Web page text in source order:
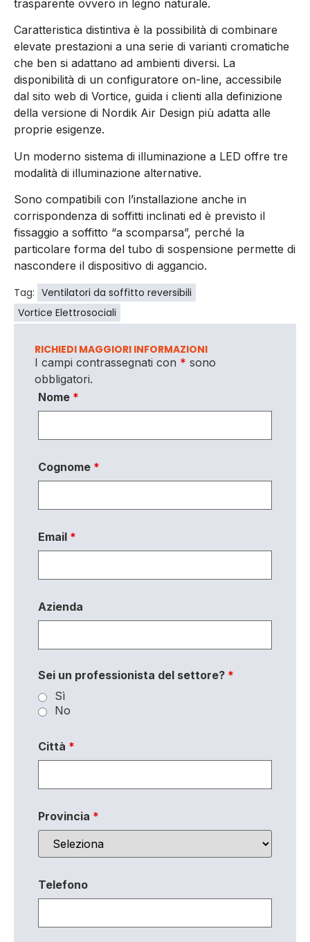
trasparente ovvero in legno naturale.
Caratteristica distintiva è la possibilità di combinare
elevate prestazioni a una serie di varianti cromatiche
che ben si adattano ad ambienti diversi. La
disponibilità di un configuratore on-line, accessibile
dal sito web di Vortice, guida i clienti alla definizione
della versione di Nordik Air Design più adatta alle
proprie esigenze.
Un moderno sistema di illuminazione a LED offre tre
modalità di illuminazione alternative.
Sono compatibili con l’installazione anche in
corrispondenza di soffitti inclinati ed è previsto il
fissaggio a soffitto “a scomparsa”, perché la
particolare forma del tubo di sospensione permette di
nascondere il dispositivo di aggancio.
Tag: Ventilatori da soffitto reversibili
Vortice Elettrosociali
RICHIEDI MAGGIORI INFORMAZIONI
I campi contrassegnati con * sono
obbligatori.
Nome *
Cognome *
Email *
Azienda
Sei un professionista del settore? *
Sì
No
Città *
Provincia *
Telefono